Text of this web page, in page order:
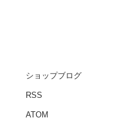
ショップブログ
RSS
ATOM